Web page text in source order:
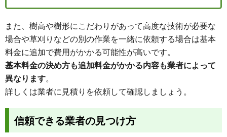
また、樹高や樹形にこだわりがあって高度な技術が必要な
場合や草刈りなどの別の作業を一緒に依頼する場合は基本
料金に追加で費用がかかる可能性が高いです。
基本料金の決め方も追加料金がかかる内容も業者によって
異なります。
詳しくは業者に見積りを依頼して確認しましょう。
信頼できる業者の見つけ方